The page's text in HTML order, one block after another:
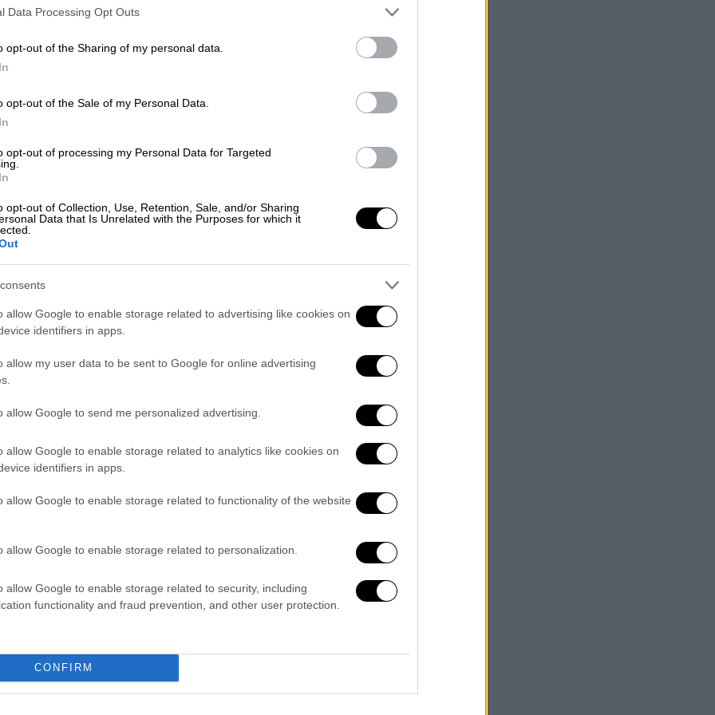
Data Processing Opt Outs
opt-out of the Sharing of my personal data.
opt-out of the Sale of my Personal Data.
opt-out of processing my Personal Data for Targeted
opt-out of Collection, Use, Retention, Sale, and/or Sharing
Data that Is Unrelated with the Purposes for which it
allow Google to enable storage related to advertising like cookies on
identifiers in apps.
allow my user data to be sent to Google for online advertising
allow Google to send me personalized advertising.
allow Google to enable storage related to analytics like cookies on
identifiers in apps.
allow Google to enable storage related to functionality of the website
allow Google to enable storage related to personalization.
allow Google to enable storage related to security, including
functionality and fraud prevention, and other user protection.
CONFIRM
οι φήμες που θέλουν τον
Σοσιαλιστώνπίσω από
του Κινήματος Αλλαγής ή και
σχέση έχουν με την αλήθεια και
τους οι υποψήφιοι - Ετοιμάζουν
τους οι υποψήφιοι - Ετοιμάζουν
κάθε επιλογής που αφορά την
και αξιόμαχη προοπτική της, πέρα από
που αυτά εκφράζουν ώστε να
προς την κατεύθυνση της
παράταξης, η οποία να προσφέρει μια
πρόταση διακυβέρνησης απέναντι
που να απαντά πειστικά στα αιτήματα
συντήρηση και της προοδευτικής